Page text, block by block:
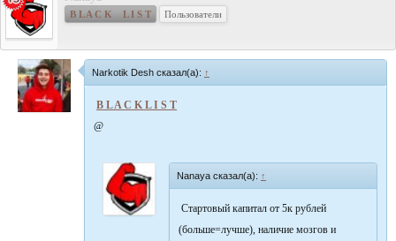
B L A C K L I S T Пользователи
Narkotik Desh сказал(а): ↑
B L A C K L I S T
@
Nanaya сказал(а): ↑
Стартовый капитал от 5к рублей
(больше=лучше), наличие мозгов и